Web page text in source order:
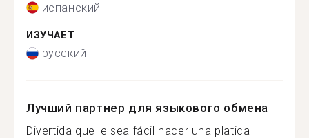
испанский
ИЗУЧАЕТ
русский
Лучший партнер для языкового обмена
Divertida que le sea fácil hacer una platica